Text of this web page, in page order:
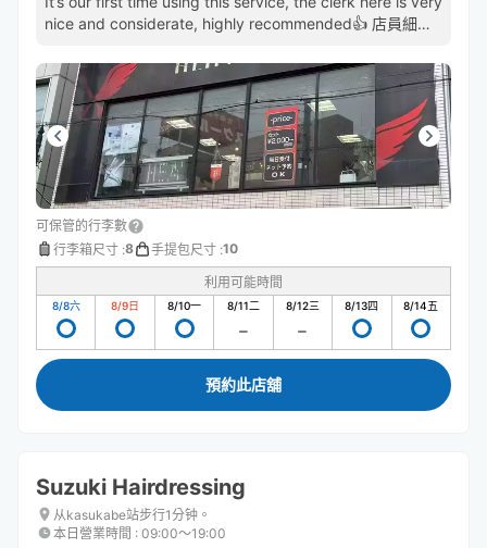
nice and considerate, highly recommended👍 店員細心
可保管的行李數
行李箱尺寸 :8 手提包尺寸 :10
利用可能時間
8/8六 8/9日 8/10一 8/11二 8/12三 8/13四 8/14五
預約此店舖
Suzuki Hairdressing
从kasukabe站步行1分钟。
本日營業時間 : 09:00〜19:00